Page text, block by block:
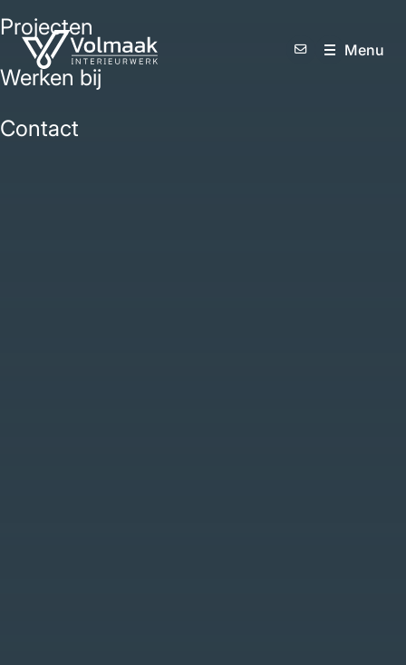
Projecten
Werken bij
Contact
Menu